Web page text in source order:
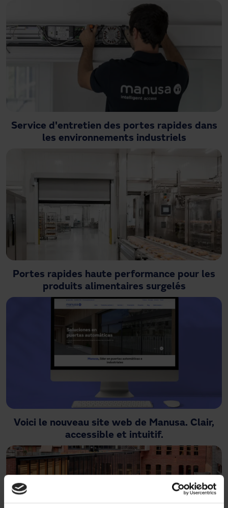
Service d'entretien des portes rapides dans
les environnements industriels
Portes rapides haute performance pour les
produits alimentaires surgelés
Voici le nouveau site web de Manusa. Clair,
accessible et intuitif.